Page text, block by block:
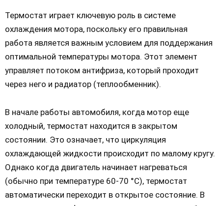
Термостат играет ключевую роль в системе
охлаждения мотора, поскольку его правильная
работа является важным условием для поддержания
оптимальной температуры мотора. Этот элемент
управляет потоком антифриза, который проходит
через него и радиатор (теплообменник).
В начале работы автомобиля, когда мотор еще
холодный, термостат находится в закрытом
состоянии. Это означает, что циркуляция
охлаждающей жидкости происходит по малому кругу.
Однако когда двигатель начинает нагреваться
(обычно при температуре 60-70 °C), термостат
автоматически переходит в открытое состояние. В